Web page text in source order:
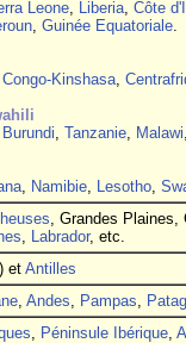
Leone, Liberia, Côte
, Guinée Equatoriale.
Congo-Kinshasa,
Burundi, Tanzanie, Malawi
, Namibie, Lesotho,
, Grandes Plaines,
, Labrador, etc.
) et Antilles
, Andes, Pampas,
, Péninsule Ibérique,